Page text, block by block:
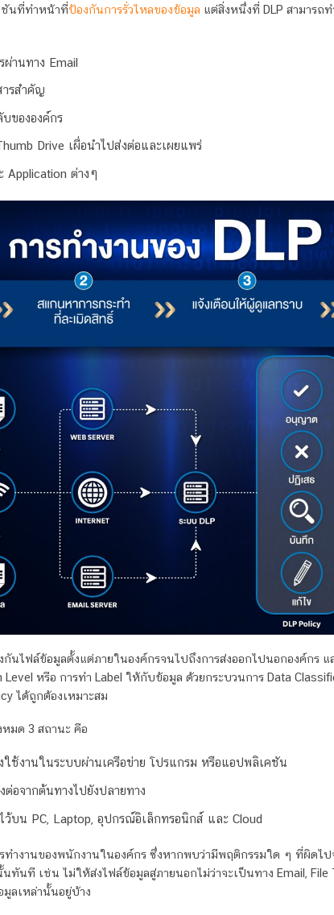
ชันที่ทำหน้าที่ป้องกันการรั่วไหลของข้อมูล แต่สิ่งหนึ่งที่ DLP สามารถ
านทาง Email
ารสำคัญ
ขององค์กร
Drive เผื่อนำไปส่งต่อและเผยแพร่
Application ต่างๆ
นไฟล์ข้อมูลตั้งแต่ภายในองค์กรจนไปถึงการส่งออกไปนอกองค์กร
หรือ การทำ Label ให้กับข้อมูล ด้วยกระบวนการ Data
ได้ถูกต้องเหมาะสม
หมด 3 สถานะ คือ
ช้งานในระบบผ่านเครือข่าย โปรแกรม หรือแอปพลิเคชัน
อจากต้นทางไปยังปลายทาง
บน PC, Laptop, อุปกรณ์อิเล็กทรอนิกส์ และ Cloud
ทำงานของพนักงานในองค์กร ซึ่งหากพบว่ามีพฤติกรรมใด ๆ ที่ผิดไป
ทันที เช่น ไม่ให้ส่งไฟล์ข้อมูลสู่ภายนอกไม่ว่าจะเป็นทาง Email, File
มูลเหล่านั้นอยู่บ้าง